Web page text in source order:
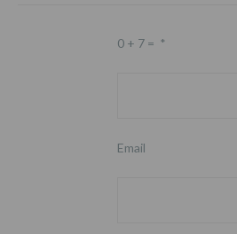
0 + 7 = *
Email